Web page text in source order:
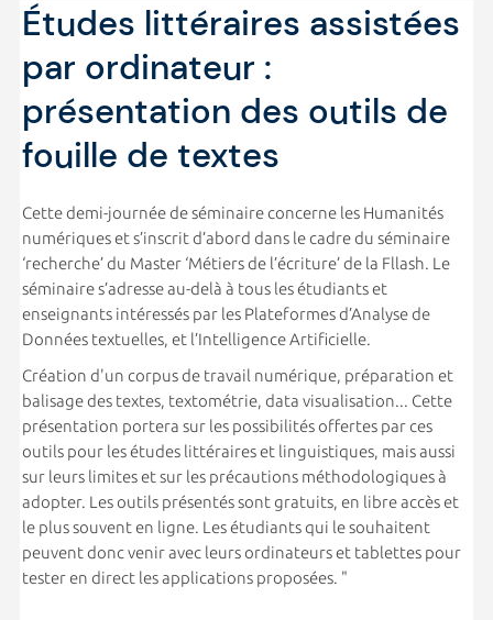
Études littéraires assistées
par ordinateur :
présentation des outils de
fouille de textes
Cette demi-journée de séminaire concerne les Humanités
numériques et s’inscrit d’abord dans le cadre du séminaire
‘recherche’ du Master ‘Métiers de l’écriture’ de la Fllash. Le
séminaire s’adresse au-delà à tous les étudiants et
enseignants intéressés par les Plateformes d’Analyse de
Données textuelles, et l’Intelligence Artificielle.
Création d'un corpus de travail numérique, préparation et
balisage des textes, textométrie, data visualisation... Cette
présentation portera sur les possibilités offertes par ces
outils pour les études littéraires et linguistiques, mais aussi
sur leurs limites et sur les précautions méthodologiques à
adopter. Les outils présentés sont gratuits, en libre accès et
le plus souvent en ligne. Les étudiants qui le souhaitent
peuvent donc venir avec leurs ordinateurs et tablettes pour
tester en direct les applications proposées. "